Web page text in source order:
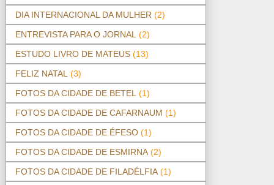
DIA INTERNACIONAL DA MULHER (2)
ENTREVISTA PARA O JORNAL (2)
ESTUDO LIVRO DE MATEUS (13)
FELIZ NATAL (3)
FOTOS DA CIDADE DE BETEL (1)
FOTOS DA CIDADE DE CAFARNAUM (1)
FOTOS DA CIDADE DE ÉFESO (1)
FOTOS DA CIDADE DE ESMIRNA (2)
FOTOS DA CIDADE DE FILADÉLFIA (1)